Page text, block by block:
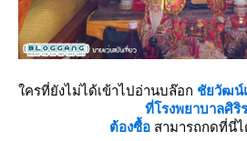
ครที่ยังไม่ได้เข้าไปอ่านบล๊อก ชัยวัฒน์
ที่โรงพยาบาลศิริ
ต้องซื้อ สามารถกดที่นี่ไ